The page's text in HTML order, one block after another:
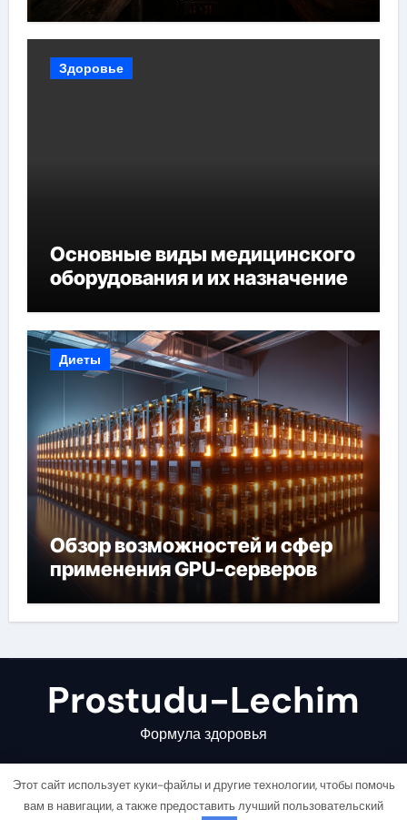
Здоровье
Основные виды медицинского
оборудования и их назначение
Диеты
Обзор возможностей и сфер
применения GPU-серверов
Prostudu-Lechim
Формула здоровья
Этот сайт использует куки-файлы и другие технологии, чтобы помочь
вам в навигации, а также предоставить лучший пользовательский